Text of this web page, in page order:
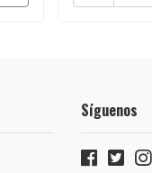
Síguenos